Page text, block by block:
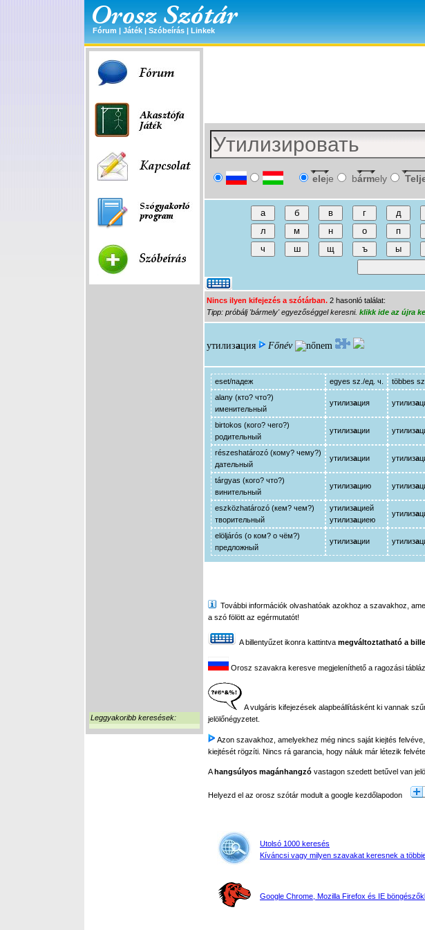
Fórum | Játék | Szóbeírás | Linkek
Leggyakoribb keresések:
eleje bármely
Nincs ilyen kifejezés a szótárban. 2 hasonló találat:
Tipp: próbálj 'bármely' egyezőséggel keresni. klikk ide az újra
утилизация Főnév
eset/падеж egyes sz./ед. ч.
többes
alany (кто? что?)
именительный
утилизация утилиза
birtokos (кого? чего?)
родительный
утилизации утилиза
részeshatározó (кому? чему?)
дательный
утилизации утилиза
tárgyas (кого? что?)
винительный
утилизацию утилиза
eszközhatározó (кем? чем?)
творительный
утилизацией
утилизациею
утилиза
elöljárós (о ком? о чём?)
предложный
утилизации утилиза
További információk olvashatóak azokhoz a szavakhoz,
a szó fölött az egérmutatót!
A billentyűzet ikonra kattintva megváltoztatható a
Orosz szavakra keresve megjeleníthető a ragozási
A vulgáris kifejezések alapbeállításként ki vannak
jelölőnégyzetet.
Azon szavakhoz, amelyekhez még nincs saját kiejtés
kiejtését rögzíti. Nincs rá garancia, hogy náluk már létezik
Ahangsúlyos magánhangzó vastagon szedett betűvel van
Helyezd el az orosz szótár modult a google kezdőlapodon
Utolsó 1000 keresés
Kíváncsi vagy milyen szavakat keresnek a
Google Chrome, Mozilla Firefox és IE